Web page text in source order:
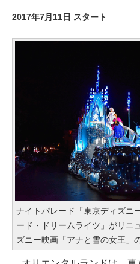
2017年7月11日 スタート
ナイトパレード「東京ディズニ
ード・ドリームライツ」がリニ
ズニー映画「アナと雪の女王」